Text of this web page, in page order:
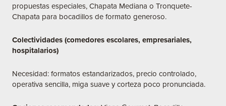
propuestas especiales, Chapata Mediana o Tronquete-
Chapata para bocadillos de formato generoso.
Colectividades (comedores escolares, empresariales,
hospitalarios)
Necesidad: formatos estandarizados, precio controlado,
operativa sencilla, miga suave y corteza poco pronunciada.